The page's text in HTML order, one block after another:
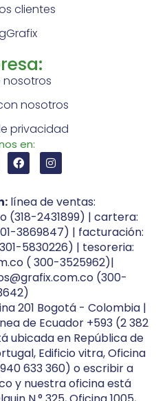
clientes
nosotros
nosotros
privacidad
en:
línea de ventas:
(318-2431899) | cartera:
3869847) | facturación:
5830226) | tesoreria:
( 300-3525962)|
(300-
201 Bogotá - Colombia |
de Ecuador +593 (2 382
ubicada en República de
Edificio vitra, Oficina
633 360) o escribir a
y nuestra oficina está